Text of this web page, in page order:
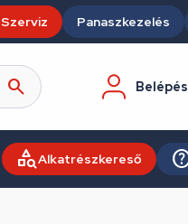
Szerviz Panaszkezelés
Belépés
Alkatrészkereső